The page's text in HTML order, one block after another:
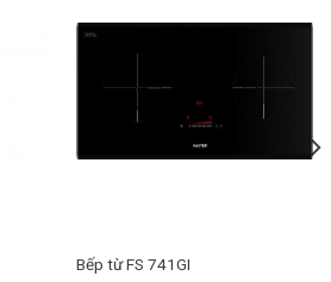
Bếp từ FS 741GI